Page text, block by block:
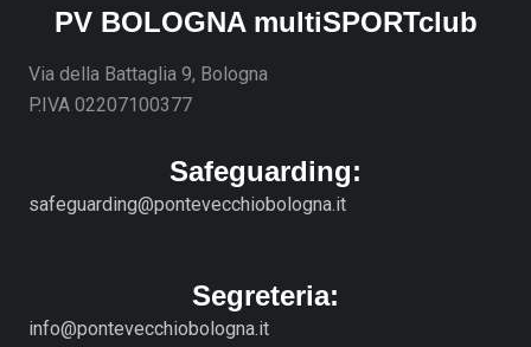
PV BOLOGNA multiSPORTclub
Via della Battaglia 9, Bologna
P.IVA 02207100377
Safeguarding:
safeguarding@pontevecchiobologna.it
Segreteria:
info@pontevecchiobologna.it